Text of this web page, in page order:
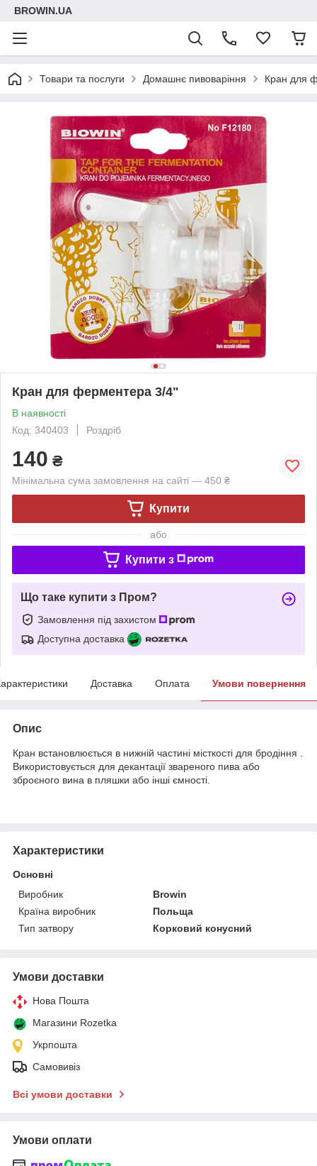
BROWIN.UA
Товари та послуги Домашнє пивоваріння Кран для
Кран для ферментера 3/4"
В наявності
Код: 340403
Роздріб
140 ₴
Мінімальна сума замовлення на сайті — 450 ₴
Купити
або
Купити з
Що таке купити з Пром?
Замовлення під захистом
Доступна доставка
Доставка Оплата Умови повернення
Опис
Кран встановлюється в нижній частині місткості для бродіння .
Використовується для декантації звареного пива або
зброєного вина в пляшки або інші ємності.
Характеристики
Основні
Виробник
Browin
Країна виробник
Польща
Тип затвору
Корковий конусний
Умови доставки
Нова Пошта
Магазини Rozetka
Укрпошта
Самовивіз
Всі умови доставки
Умови оплати